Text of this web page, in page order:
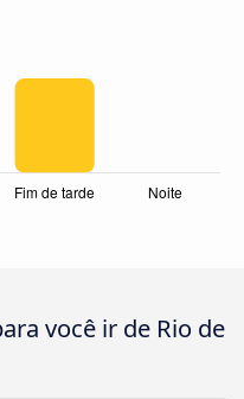
você ir de Rio de